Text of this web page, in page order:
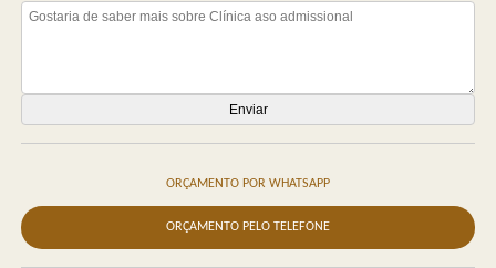
ORÇAMENTO POR WHATSAPP
ORÇAMENTO PELO TELEFONE